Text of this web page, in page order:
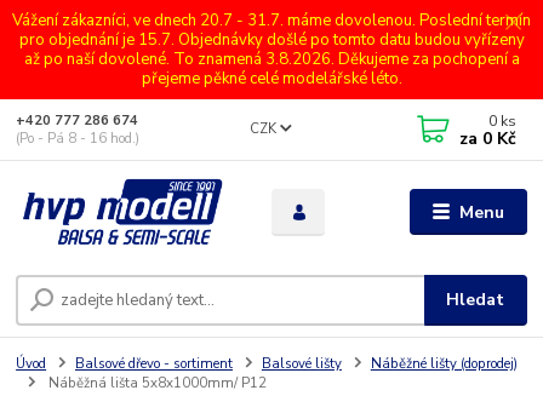
Vážení zákazníci, ve dnech 20.7 - 31.7. máme dovolenou. Poslední termín
pro objednání je 15.7. Objednávky došlé po tomto datu budou vyřízeny
až po naší dovolené. To znamená 3.8.2026. Děkujeme za pochopení a
přejeme pěkné celé modelářské léto.
Menu
CZK
Hledat
+420 777 286 674
(Po - Pá 8 - 16 hod.)
0 ks
za 0 Kč
Úvod Balsové dřevo - sortiment Balsové lišty
Náběžné lišty (doprodej)
Náběžná lišta 5x8x1000mm/ P12